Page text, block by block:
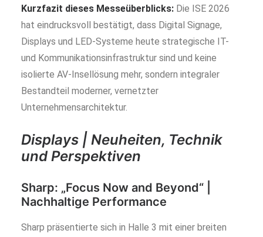
Kurzfazit dieses Messeüberblicks: Die ISE 2026
hat eindrucksvoll bestätigt, dass Digital Signage,
Displays und LED-Systeme heute strategische IT-
und Kommunikationsinfrastruktur sind und keine
isolierte AV-Insellösung mehr, sondern integraler
Bestandteil moderner, vernetzter
Unternehmensarchitektur.
Displays | Neuheiten, Technik
und Perspektiven
Sharp: „Focus Now and Beyond“ |
Nachhaltige Performance
Sharp präsentierte sich in Halle 3 mit einer breiten